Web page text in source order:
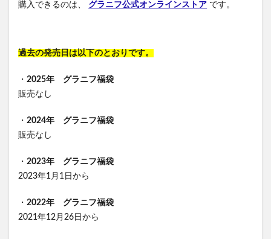
購入できるのは、 グラニフ公式オンラインストア です。
過去の発売日は以下のとおりです。
・ 2025年 グラニフ福袋
販売なし
・ 2024年 グラニフ福袋
販売なし
・ 2023年 グラニフ福袋
2023年1月1日から
・ 2022年 グラニフ福袋
2021年12月26日から